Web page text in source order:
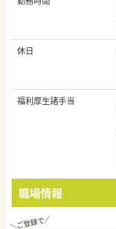
休日
福利厚生諸手当
職場情報